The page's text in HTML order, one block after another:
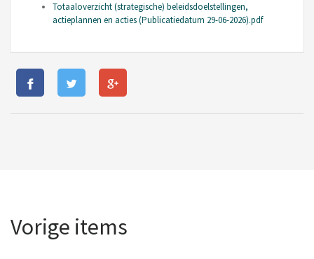
Totaaloverzicht (strategische) beleidsdoelstellingen,
actieplannen en acties (Publicatiedatum 29-06-2026).pdf
Vorige items